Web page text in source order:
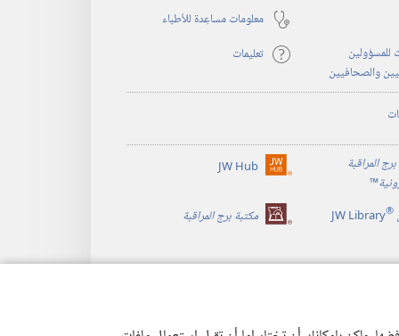
معلومات مساعِدة للأطباء
للمسؤولين
والصحافيين
تعليمات
المراقبة
™
JW Hub (يفتح
جديدة)
®
JW Library مكتبة برج المراقبة